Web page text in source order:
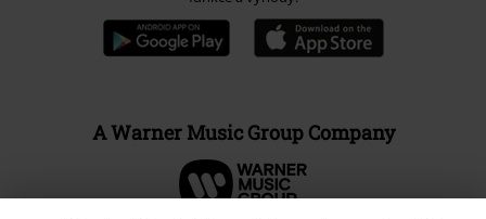
A Warner Music Group Company